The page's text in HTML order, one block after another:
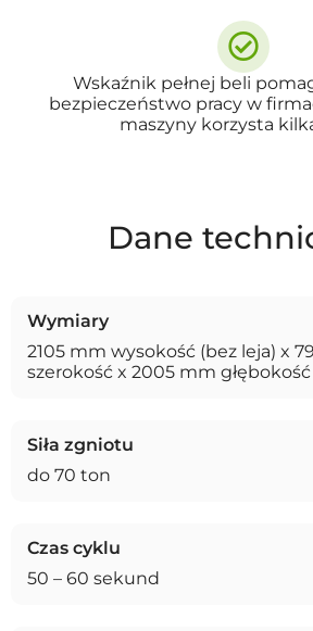
Wskaźnik pełnej beli
bezpieczeństwo pracy w
maszyny korzysta
Dane
Wymiary
2105 mm wysokość (bez leja) x
szerokość x 2005 mm głębokość
Siła zgniotu
do 70 ton
Czas cyklu
50 – 60 sekund